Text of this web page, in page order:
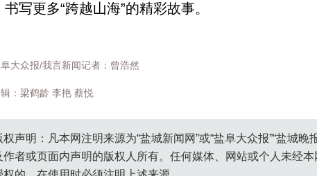
写更多“跨越山海”的精彩故事。
大众报/我言新闻记者：曾浩然
：梁鹤龄 李艳 蔡悦
权声明：凡本网注明来源为“盐城新闻网”或“盐阜大众报”“盐城
作者或页面内声明的版权人所有。任何媒体、网站或个人未经